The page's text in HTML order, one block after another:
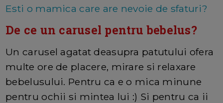
Esti o mamica care are nevoie de sfaturi?
De ce un carusel pentru bebelus?
Un carusel agatat deasupra patutului ofera
multe ore de placere, mirare si relaxare
bebelusului. Pentru ca e o mica minune
pentru ochii si mintea lui :) Si pentru ca ii